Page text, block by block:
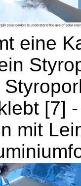
eine
[7]
mit